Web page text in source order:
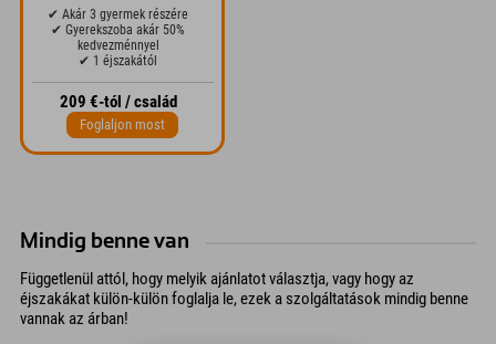
✔ Akár 3 gyermek részére
✔ Gyerekszoba akár 50%
kedvezménnyel
✔ 1 éjszakától
209 €-tól / család
Foglaljon most
Mindig benne van
Függetlenül attól, hogy melyik ajánlatot választja, vagy hogy az
éjszakákat külön-külön foglalja le, ezek a szolgáltatások mindig benne
vannak az árban!